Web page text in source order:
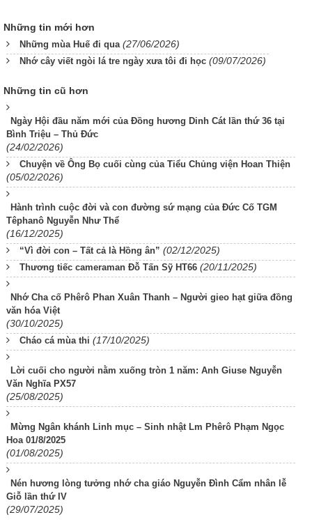
Những tin mới hơn
Những mùa Huế đi qua (27/06/2026)
Nhớ cây viết ngòi lá tre ngày xưa tôi đi học (09/07/2026)
Những tin cũ hơn
Ngày Hội đầu năm mới của Đồng hương Dinh Cát lần thứ 36 tại
Bình Triệu – Thủ Đức
(24/02/2026)
Chuyện về Ông Bọ cuối cùng của Tiểu Chủng viện Hoan Thiện
(05/02/2026)
Hành trình cuộc đời và con đường sứ mạng của Đức Cố TGM
Têphanô Nguyễn Như Thể
(16/12/2025)
“Vì đời con – Tất cả là Hồng ân” (02/12/2025)
Thương tiếc cameraman Đỗ Tấn Sỹ HT66 (20/11/2025)
Nhớ Cha cố Phêrô Phan Xuân Thanh – Người gieo hạt giữa đồng
văn hóa Việt
(30/10/2025)
Cháo cá mùa thi (17/10/2025)
Lời cuối cho người nằm xuống tròn 1 năm: Anh Giuse Nguyễn
Văn Nghĩa PX57
(25/08/2025)
Mừng Ngân khánh Linh mục – Sinh nhật Lm Phêrô Phạm Ngọc
Hoa 01/8/2025
(01/08/2025)
Nén hương lòng tưởng nhớ cha giáo Nguyễn Đình Cẩm nhân lễ
Giỗ lần thứ IV
(29/07/2025)